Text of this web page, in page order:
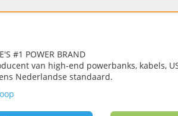
#1 POWER BRAND
van high-end powerbanks, kabels,
Nederlandse standaard.